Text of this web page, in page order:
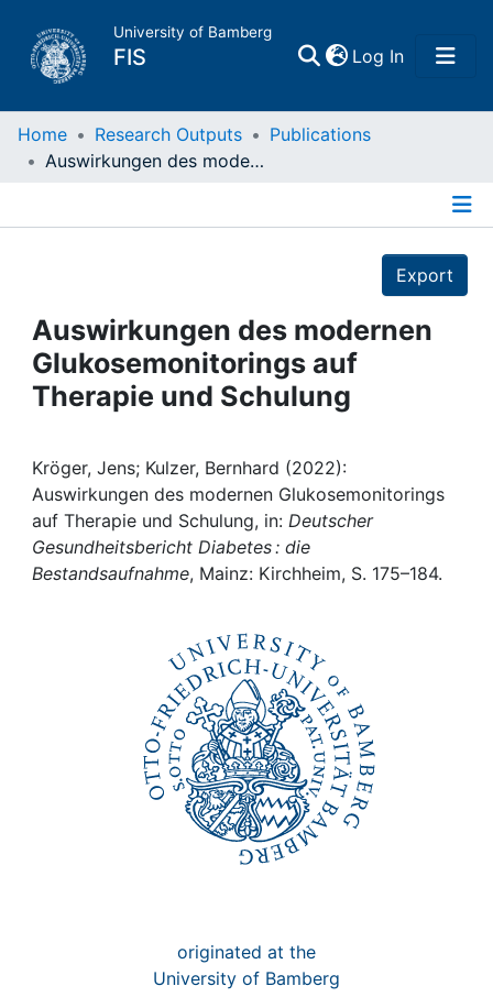
University of Bamberg
FIS Log In(current)
Home
Projects
People
Awards
My FIS
Home Research Outputs
Publications
Auswirkungen des modernen Glukosemonitorings auf Therapie und Schulung
Export
Auswirkungen des modernen
Glukosemonitorings auf
Therapie und Schulung
Kröger, Jens; Kulzer, Bernhard (2022):
Auswirkungen des modernen Glukosemonitorings
auf Therapie und Schulung, in: Deutscher
Gesundheitsbericht Diabetes : die
Bestandsaufnahme, Mainz: Kirchheim, S. 175–184.
originated at the
University of Bamberg